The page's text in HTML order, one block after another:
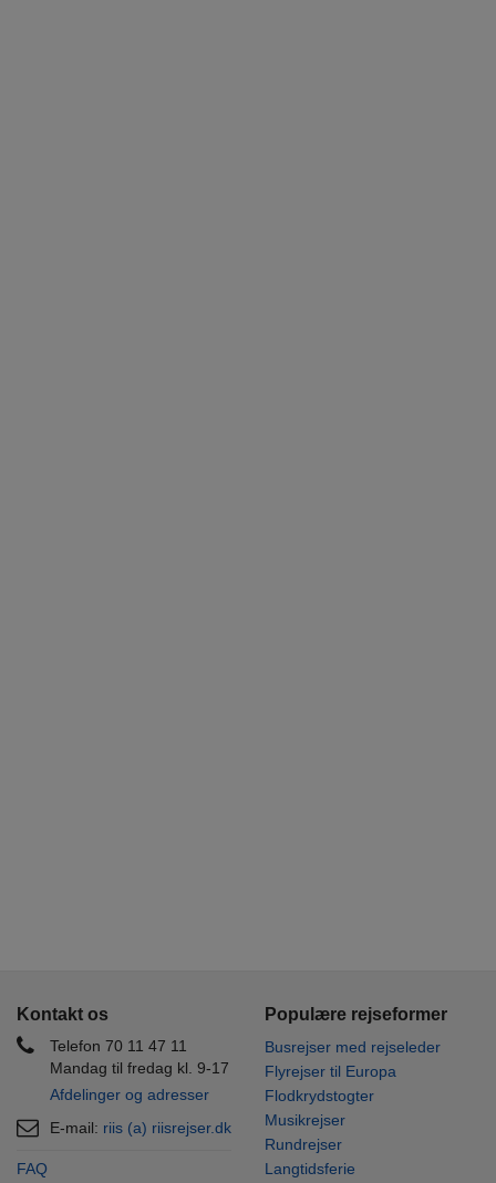
Kontakt os
Telefon 70 11 47 11
Mandag til fredag kl. 9-17
Afdelinger og adresser
E-mail: riis (a) riisrejser.dk
FAQ
Populære rejseformer
Busrejser med rejseleder
Flyrejser til Europa
Flodkrydstogter
Musikrejser
Rundrejser
Langtidsferie